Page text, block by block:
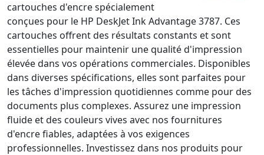
cartouches d'encre spécialement
conçues pour le HP DeskJet Ink Advantage 3787. Ces
cartouches offrent des résultats constants et sont
essentielles pour maintenir une qualité d'impression
élevée dans vos opérations commerciales. Disponibles
dans diverses spécifications, elles sont parfaites pour
les tâches d'impression quotidiennes comme pour des
documents plus complexes. Assurez une impression
fluide et des couleurs vives avec nos fournitures
d'encre fiables, adaptées à vos exigences
professionnelles. Investissez dans nos produits pour